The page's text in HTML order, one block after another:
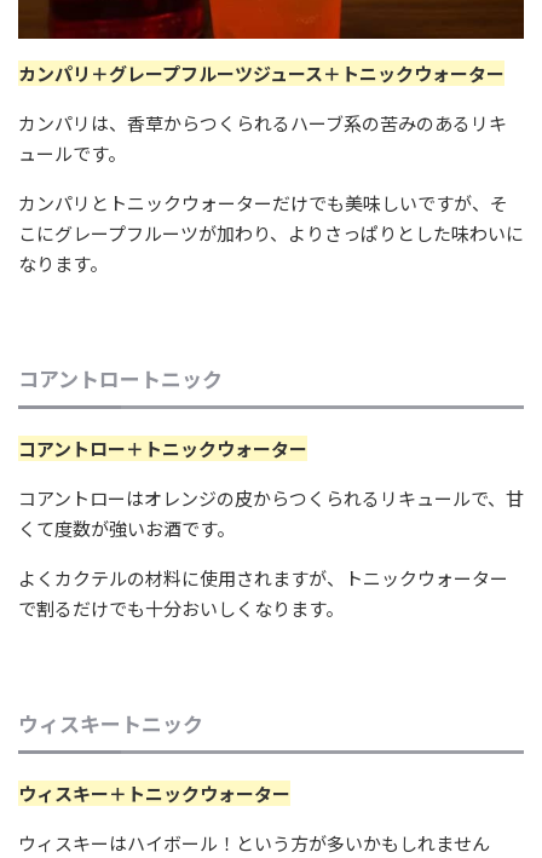
カンパリ＋グレープフルーツジュース＋トニックウォーター
カンパリは、香草からつくられるハーブ系の苦みのあるリキ
ュールです。
カンパリとトニックウォーターだけでも美味しいですが、そ
こにグレープフルーツが加わり、よりさっぱりとした味わいに
なります。
コアントロートニック
コアントロー＋トニックウォーター
コアントローはオレンジの皮からつくられるリキュールで、甘
くて度数が強いお酒です。
よくカクテルの材料に使用されますが、トニックウォーター
で割るだけでも十分おいしくなります。
ウィスキートニック
ウィスキー＋トニックウォーター
ウィスキーはハイボール！という方が多いかもしれません